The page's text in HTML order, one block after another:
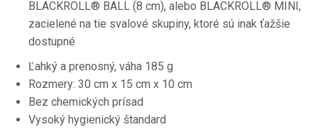
BLACKROLL® BALL (8 cm), alebo BLACKROLL® MINI,
zacielené na tie svalové skupiny, ktoré sú inak ťažšie
dostupné
Ľahký a prenosný, váha 185 g
Rozmery: 30 cm x 15 cm x 10 cm
Bez chemických prísad
Vysoký hygienický štandard